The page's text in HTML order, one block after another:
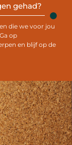
gehad?
die we voor jou
op
en blijf op de